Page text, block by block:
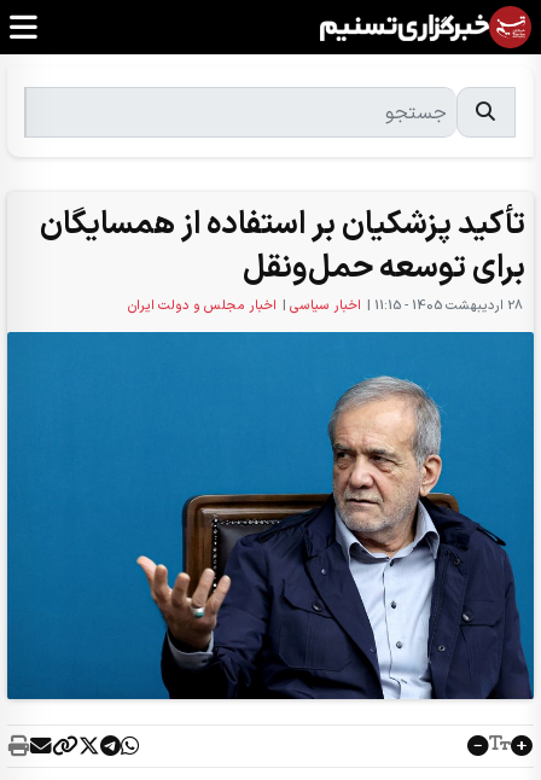
تأکید پزشکیان بر استفاده از همسایگان
برای توسعه حمل‌ونقل
28 ارديبهشت 1405 - 11:15 | اخبار سیاسی | اخبار مجلس و دولت ایران